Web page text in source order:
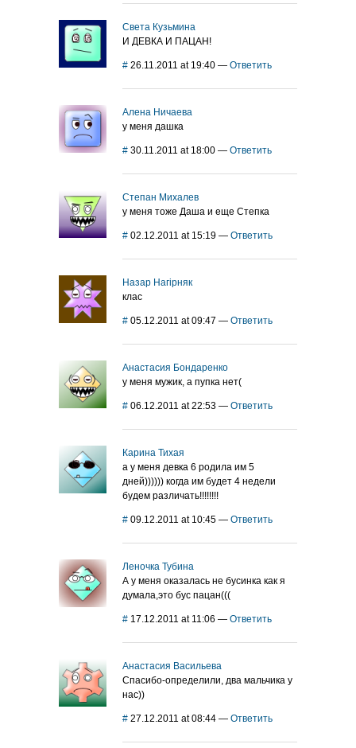
Света Кузьмина
И ДЕВКА И ПАЦАН!
# 26.11.2011 at 19:40 — Ответить
Алена Ничаева
у меня дашка
# 30.11.2011 at 18:00 — Ответить
Степан Михалев
у меня тоже Даша и еще Степка
# 02.12.2011 at 15:19 — Ответить
Назар Нагірняк
клас
# 05.12.2011 at 09:47 — Ответить
Анастасия Бондаренко
у меня мужик, а пупка нет(
# 06.12.2011 at 22:53 — Ответить
Карина Тихая
а у меня девка 6 родила им 5
дней)))))) когда им будет 4 недели
будем различать!!!!!!!!
# 09.12.2011 at 10:45 — Ответить
Леночка Тубина
А у меня оказалась не бусинка как я
думала,это бус пацан(((
# 17.12.2011 at 11:06 — Ответить
Анастасия Васильева
Спасибо-определили, два мальчика у
нас))
# 27.12.2011 at 08:44 — Ответить